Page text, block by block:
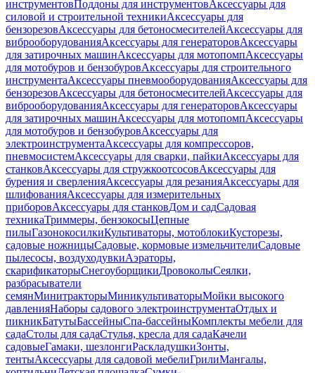
инструментовПоддоны для инструментовАксессуары для
силовой и строительной техникиАксессуары для
бензорезовАксессуары для бетоносмесителейАксессуары для
виброоборудованияАксессуары для генераторовАксессуары
для затирочных машинАксессуары для мотопомпАксессуары
для мотобуров и бензобуровАксессуары для строительного
инструментаАксессуары пневмооборудованияАксессуары для
бензорезовАксессуары для бетоносмесителейАксессуары для
виброоборудованияАксессуары для генераторовАксессуары
для затирочных машинАксессуары для мотопомпАксессуары
для мотобуров и бензобуровАксессуары для
электроинструментаАксессуары для компрессоров,
пневмосистемАксессуары для сварки, пайкиАксессуары для
станковАксессуары для стружкоотсосовАксессуары для
бурения и сверленияАксессуары для резанияАксессуары для
шлифованияАксессуары для измерительных
приборовАксессуары для станковДом и садСадовая
техникаТриммеры, бензокосыЦепные
пилыГазонокосилкиКультиваторы, мотоблокиКусторезы,
садовые ножницыСадовые, кормовые измельчителиСадовые
пылесосы, воздуходувкиАэраторы,
скарификаторыСнегоуборщикиДровоколыСеялки,
разбрасыватели
семянМинитракторыМиникультиваторыМойки высокого
давленияНаборы садового электроинструментаОтдых и
пикникБатутыБассейныСпа-бассейныКомплекты мебели для
садаСтолы для садаСтулья, кресла для садаКачели
садовыеГамаки, шезлонгиРаскладушкиЗонты,
тентыАксессуары для садовой мебелиГрилиМангалы,